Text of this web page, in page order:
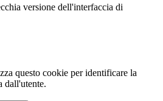
versione dell'interfaccia di
questo cookie per identificare la
dall'utente.